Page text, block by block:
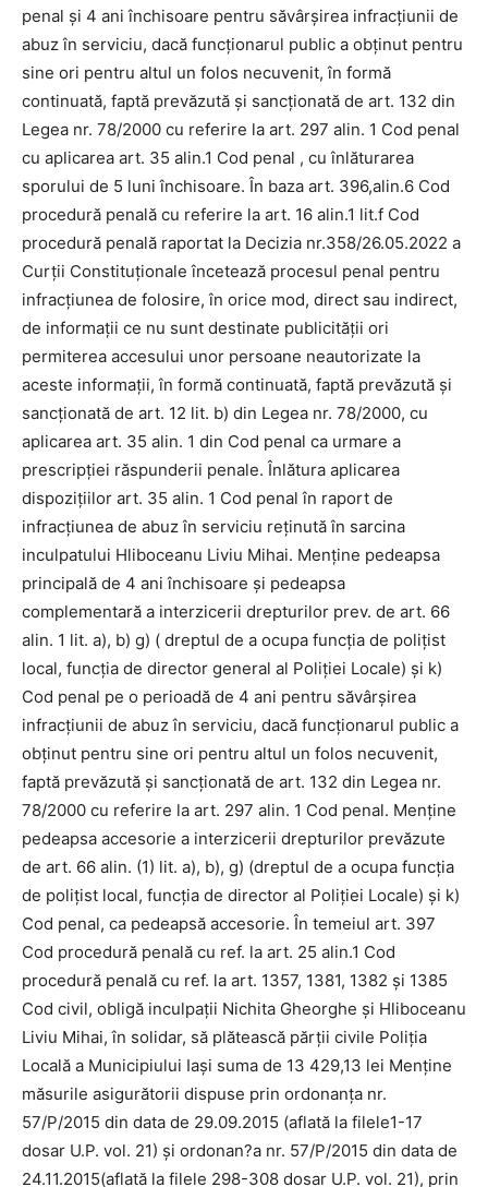
penal şi 4 ani închisoare pentru săvârşirea infracţiunii de
abuz în serviciu, dacă funcţionarul public a obţinut pentru
sine ori pentru altul un folos necuvenit, în formă
continuată, faptă prevăzută şi sancţionată de art. 132 din
Legea nr. 78/2000 cu referire la art. 297 alin. 1 Cod penal
cu aplicarea art. 35 alin.1 Cod penal , cu înlăturarea
sporului de 5 luni închisoare. În baza art. 396,alin.6 Cod
procedură penală cu referire la art. 16 alin.1 lit.f Cod
procedură penală raportat la Decizia nr.358/26.05.2022 a
Curţii Constituţionale încetează procesul penal pentru
infracţiunea de folosire, în orice mod, direct sau indirect,
de informaţii ce nu sunt destinate publicităţii ori
permiterea accesului unor persoane neautorizate la
aceste informaţii, în formă continuată, faptă prevăzută şi
sancţionată de art. 12 lit. b) din Legea nr. 78/2000, cu
aplicarea art. 35 alin. 1 din Cod penal ca urmare a
prescripţiei răspunderii penale. Înlătura aplicarea
dispoziţiilor art. 35 alin. 1 Cod penal în raport de
infracţiunea de abuz în serviciu reţinută în sarcina
inculpatului Hliboceanu Liviu Mihai. Menţine pedeapsa
principală de 4 ani închisoare şi pedeapsa
complementară a interzicerii drepturilor prev. de art. 66
alin. 1 lit. a), b) g) ( dreptul de a ocupa funcţia de poliţist
local, funcţia de director general al Poliţiei Locale) şi k)
Cod penal pe o perioadă de 4 ani pentru săvârşirea
infracţiunii de abuz în serviciu, dacă funcţionarul public a
obţinut pentru sine ori pentru altul un folos necuvenit,
faptă prevăzută şi sancţionată de art. 132 din Legea nr.
78/2000 cu referire la art. 297 alin. 1 Cod penal. Menţine
pedeapsa accesorie a interzicerii drepturilor prevăzute
de art. 66 alin. (1) lit. a), b), g) (dreptul de a ocupa funcţia
de poliţist local, funcţia de director al Poliţiei Locale) şi k)
Cod penal, ca pedeapsă accesorie. În temeiul art. 397
Cod procedură penală cu ref. la art. 25 alin.1 Cod
procedură penală cu ref. la art. 1357, 1381, 1382 şi 1385
Cod civil, obligă inculpaţii Nichita Gheorghe şi Hliboceanu
Liviu Mihai, în solidar, să plătească părţii civile Poliţia
Locală a Municipiului Iaşi suma de 13 429,13 lei Menţine
măsurile asigurătorii dispuse prin ordonanţa nr.
57/P/2015 din data de 29.09.2015 (aflată la filele1-17
dosar U.P. vol. 21) şi ordonan?a nr. 57/P/2015 din data de
24.11.2015(aflată la filele 298-308 dosar U.P. vol. 21), prin